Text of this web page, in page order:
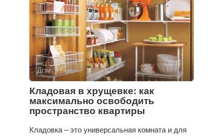
Дом
Кладовая в хрущевке: как
максимально освободить
пространство квартиры
Кладовка – это универсальная комната и для